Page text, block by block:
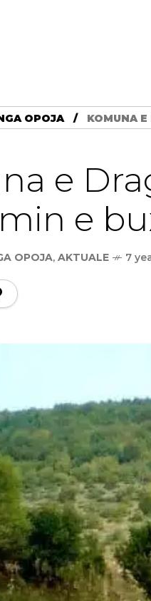
OPOJA KOMUNA
e
e
OPOJA, AKTUALE 7